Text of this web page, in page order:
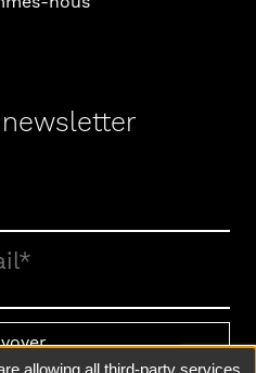
allowing all third-party services